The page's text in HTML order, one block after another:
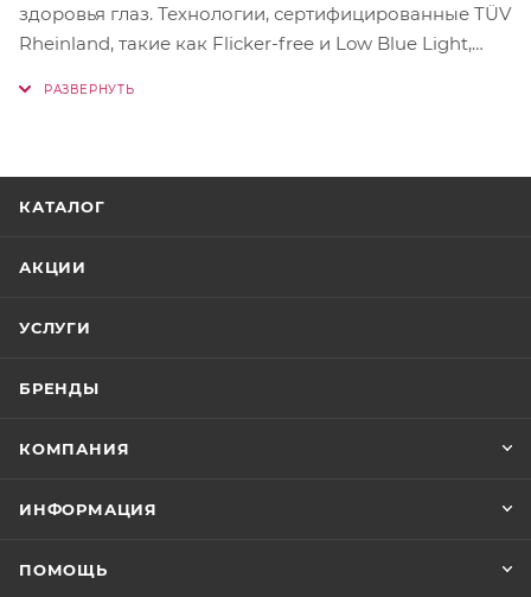
здоровья глаз. Технологии, сертифицированные TÜV
Rheinland, такие как Flicker-free и Low Blue Light,
КАТАЛОГ
АКЦИИ
УСЛУГИ
БРЕНДЫ
КОМПАНИЯ
ИНФОРМАЦИЯ
ПОМОЩЬ